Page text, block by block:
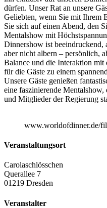
dürfen. Unser Rat an unsere
Geliebten, wenn Sie mit Ihrem
Sie sich auf einen Abend, den
Mentalshow mit
Dinnershow ist
aber nicht albern – persönlich,
Balance und die Interaktion
für die Gäste zu einem
Unsere Gäste genießen
eine faszinierende Mentalshow,
und Mitglieder der Regierung
www.worldofdinner.de/
Veranstaltungsort
Carolaschlösschen
Querallee 7
01219 Dresden
Veranstalter